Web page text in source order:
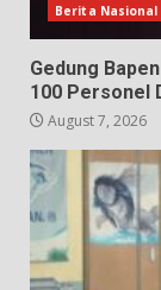
Berita Nasional
Gedung
100 Personel
August 7, 2026